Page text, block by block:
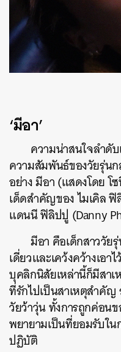
‘มีอา’
ความน่าสนใจลำดั
ความสัมพันธ์ของวัยรุ่น
อย่าง มีอา (แสดงโดย โ
เด็ดสำคัญของ ไมเคิล
แดนนี ฟิลิปปู (Danny
มีอา คือเด็กสาววัย
เดี่ยวและเคว้งคว้างเอา
บุคลิกนิสัยเหล่านี้ก็มีสา
ที่รักไปเป็นสาเหตุสำคั
วัยว้าวุ่น ทั้งการถูกค่อน
พยายามเป็นที่ยอมรับใน
ปฏิบัติ